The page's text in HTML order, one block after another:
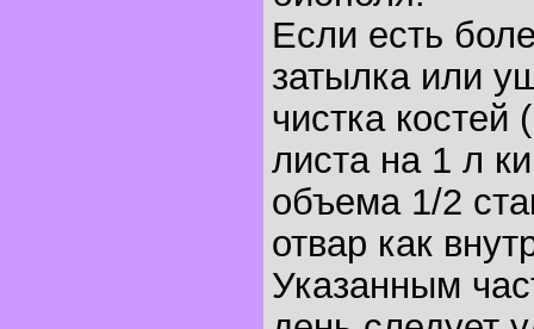
Если есть
затылка или
чистка костей
листа на 1 л
объема 1/2
отвар как
Указанным